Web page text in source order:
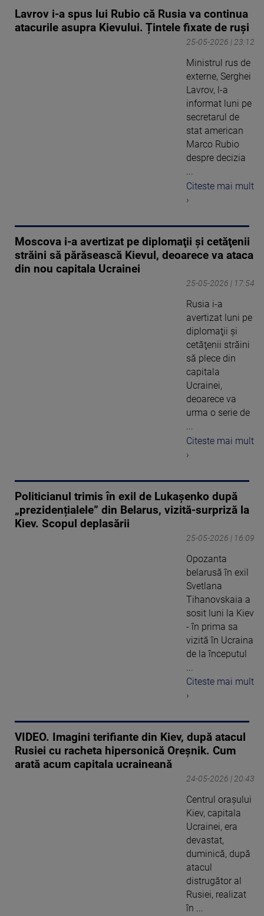
Lavrov i-a spus lui Rubio că Rusia va continua
atacurile asupra Kievului. Țintele fixate de ruși
25-05-2026 | 23:12
Ministrul rus de
externe, Serghei
Lavrov, l-a
informat luni pe
secretarul de
stat american
Marco Rubio
despre decizia
...
Citeste mai mult
›
Moscova i-a avertizat pe diplomaţii şi cetăţenii
străini să părăsească Kievul, deoarece va ataca
din nou capitala Ucrainei
25-05-2026 | 17:54
Rusia i-a
avertizat luni pe
diplomaţii şi
cetăţenii străini
să plece din
capitala
Ucrainei,
deoarece va
urma o serie de
...
Citeste mai mult
›
Politicianul trimis în exil de Lukașenko după
„prezidențialele” din Belarus, vizită-surpriză la
Kiev. Scopul deplasării
25-05-2026 | 16:09
Opozanta
belarusă în exil
Svetlana
Tihanovskaia a
sosit luni la Kiev
- în prima sa
vizită în Ucraina
de la începutul
Citeste mai mult
›
VIDEO. Imagini terifiante din Kiev, după atacul
Rusiei cu racheta hipersonică Oreșnik. Cum
arată acum capitala ucraineană
24-05-2026 | 20:43
Centrul orașului
Kiev, capitala
Ucrainei, era
devastat,
duminică, după
atacul
distrugător al
Rusiei, realizat
în ...